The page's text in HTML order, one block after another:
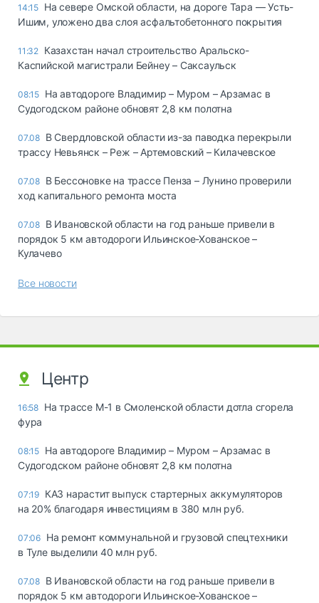
14:15 На севере Омской области, на дороге Тара — Усть-
Ишим, уложено два слоя асфальтобетонного покрытия
11:32 Казахстан начал строительство Аральско-
Каспийской магистрали Бейнеу – Саксаульск
08:15 На автодороге Владимир – Муром – Арзамас в
Судогодском районе обновят 2,8 км полотна
07.08 В Свердловской области из-за паводка перекрыли
трассу Невьянск – Реж – Артемовский – Килачевское
07.08 В Бессоновке на трассе Пенза – Лунино проверили
ход капитального ремонта моста
07.08 В Ивановской области на год раньше привели в
порядок 5 км автодороги Ильинское-Хованское –
Кулачево
Все новости
Центр
16:58 На трассе М-1 в Смоленской области дотла сгорела
фура
08:15 На автодороге Владимир – Муром – Арзамас в
Судогодском районе обновят 2,8 км полотна
07:19 КАЗ нарастит выпуск стартерных аккумуляторов
на 20% благодаря инвестициям в 380 млн руб.
07:06 На ремонт коммунальной и грузовой спецтехники
в Туле выделили 40 млн руб.
07.08 В Ивановской области на год раньше привели в
порядок 5 км автодороги Ильинское-Хованское –